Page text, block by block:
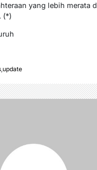
yang lebih merata
(*)
update